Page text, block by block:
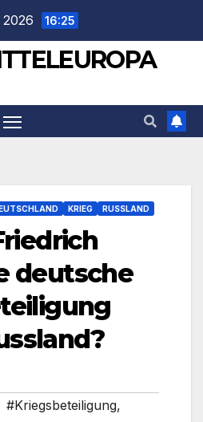
16:25
KRIEG RUSSLAND
deutsche
#Kriegsbeteiligung,